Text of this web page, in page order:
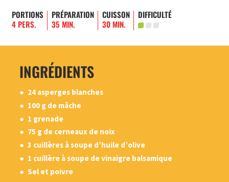
PORTIONS
4 PERS.
PRÉPARATION
35 MIN.
CUISSON
30 MIN.
DIFFICULTÉ
INGRÉDIENTS
24 asperges blanches
100 g de mâche
1 grenade
75 g de cerneaux de noix
3 cuillères à soupe d’huile d’olive
1 cuillère à soupe de vinaigre balsamique
Sel et poivre